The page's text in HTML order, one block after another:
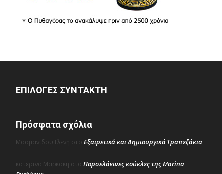
ΕΠΙΛΟΓΈΣ ΣΥΝΤΆΚΤΗ
Πρόσφατα σχόλια
Μασμανιδου Ελενη στο Εξαιρετικά και Δημιουργικά Τραπεζάκια
κατερινα Μαρκακη στο Πορσελάνινες κούκλες της Marina